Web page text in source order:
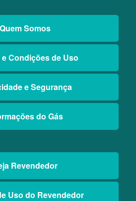
Quem Somos
Condições de Uso
e Segurança
do Gás
Revendedor
Uso do Revendedor